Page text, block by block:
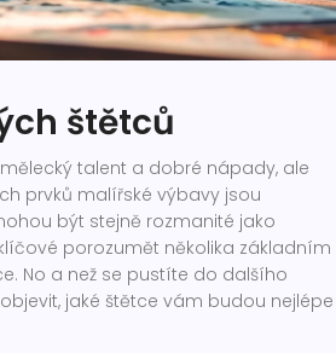
štětců
talent a dobré nápady, ale
prvků malířské výbavy jsou
být stejně rozmanité jako
porozumět několika základním
No a než se pustíte do dalšího
jaké štětce vám budou nejlépe